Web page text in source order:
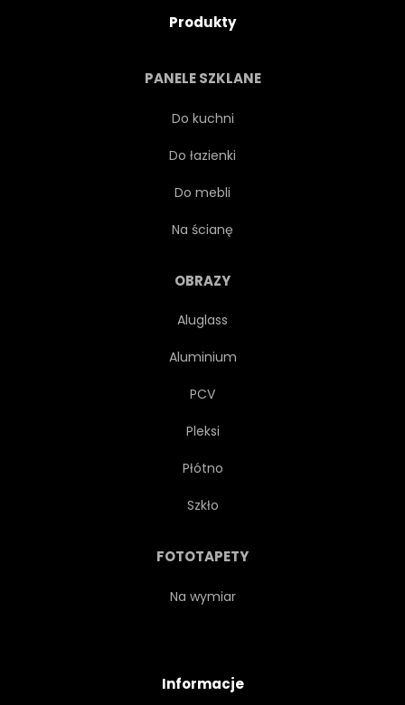
Produkty
PANELE SZKLANE
Do kuchni
Do łazienki
Do mebli
Na ścianę
OBRAZY
Aluglass
Aluminium
PCV
Pleksi
Płótno
Szkło
FOTOTAPETY
Na wymiar
Informacje